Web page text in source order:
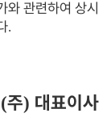
와 관련하여 상시
.
(주) 대표이사